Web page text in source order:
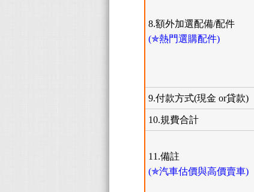
8.額外加選配備/配件
(✯熱門選購配件)
9.付款方式(現金 or貸款)
10.規費合計
11.備註
(✯汽車估價與高價賣車)